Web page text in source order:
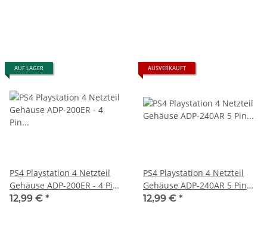
AUF LAGER
PS4 Playstation 4 Netzteil
Gehäuse ADP-200ER - 4 Pin
Version - Power Supply
12,99 € *
AUSVERKAUFT
PS4 Playstation 4 Netzteil
Gehäuse ADP-240AR 5 Pin
Version - Power Supply
12,99 € *